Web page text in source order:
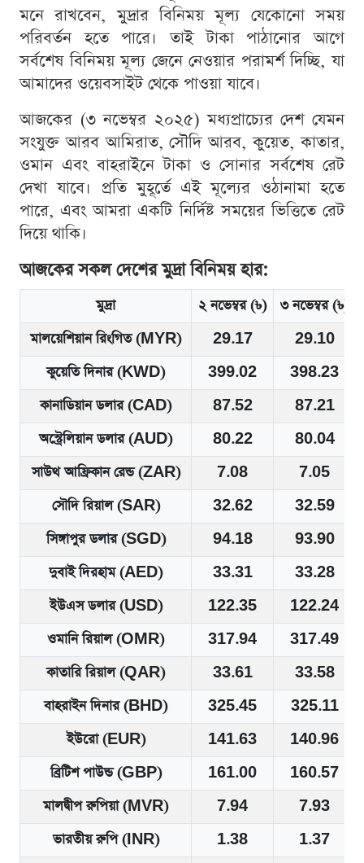
মনে রাখবেন, মুদ্রার বিনিময় মূল্য যেকোনো সময়
পরিবর্তন হতে পারে। তাই টাকা পাঠানোর আগে
সর্বশেষ বিনিময় মূল্য জেনে নেওয়ার পরামর্শ দিচ্ছি, যা
আমাদের ওয়েবসাইট থেকে পাওয়া যাবে।
আজকের (৩ নভেম্বর ২০২৫) মধ্যপ্রাচ্যের দেশ যেমন
সংযুক্ত আরব আমিরাত, সৌদি আরব, কুয়েত, কাতার,
ওমান এবং বাহরাইনে টাকা ও সোনার সর্বশেষ রেট
দেখা যাবে। প্রতি মুহূর্তে এই মূল্যের ওঠানামা হতে
পারে, এবং আমরা একটি নির্দিষ্ট সময়ের ভিত্তিতে রেট
দিয়ে থাকি।
আজকের সকল দেশের মুদ্রা বিনিময় হার:
মুদ্রা ২ নভেম্বর (৳)
৩ নভেম্বর (৳)
মালয়েশিয়ান রিংগিত (MYR)
29.17
29.10
কুয়েতি দিনার (KWD)
399.02
398.23
কানাডিয়ান ডলার (CAD)
87.52
87.21
অস্ট্রেলিয়ান ডলার (AUD)
80.22 80.04
সাউথ আফ্রিকান রেন্ড (ZAR)
7.08
7.05
সৌদি রিয়াল (SAR)
32.62 32.59
সিঙ্গাপুর ডলার (SGD)
94.18
93.90
দুবাই দিরহাম (AED)
33.31 33.28
ইউএস ডলার (USD)
122.35
122.24
ওমানি রিয়াল (OMR)
317.94
317.49
কাতারি রিয়াল (QAR)
33.61 33.58
বাহরাইন দিনার (BHD)
325.45
325.11
ইউরো (EUR)
141.63
140.96
ব্রিটিশ পাউন্ড (GBP)
161.00
160.57
মালদ্বীপ রুপিয়া (MVR)
7.94 7.93
ভারতীয় রুপি (INR)
1.38 1.37